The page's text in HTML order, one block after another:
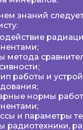
знаний
метода
работы и
нормы
и параметры
радиотехники,